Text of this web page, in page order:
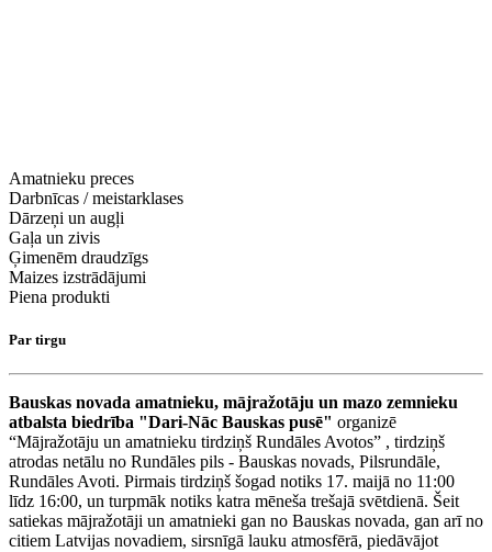
Amatnieku preces
Darbnīcas / meistarklases
Dārzeņi un augļi
Gaļa un zivis
Ģimenēm draudzīgs
Maizes izstrādājumi
Piena produkti
Par tirgu
Bauskas novada amatnieku, mājražotāju un mazo zemnieku
atbalsta biedrība "Dari-Nāc Bauskas pusē" organizē
“Mājražotāju un amatnieku tirdziņš Rundāles Avotos” , tirdziņš
atrodas netālu no Rundāles pils - Bauskas novads, Pilsrundāle,
Rundāles Avoti. Pirmais tirdziņš šogad notiks 17. maijā no 11:00
līdz 16:00, un turpmāk notiks katra mēneša trešajā svētdienā. Šeit
satiekas mājražotāji un amatnieki gan no Bauskas novada, gan arī no
citiem Latvijas novadiem, sirsnīgā lauku atmosfērā, piedāvājot